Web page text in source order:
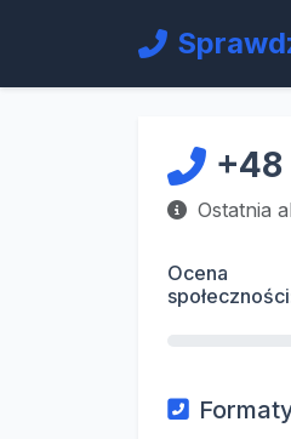
+48
Ostatnia
Ocena